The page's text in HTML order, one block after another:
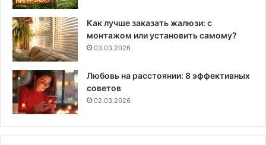
Как лучше заказать жалюзи: с
монтажом или установить самому?
03.03.2026
Любовь на расстоянии: 8 эффективных
советов
02.03.2026